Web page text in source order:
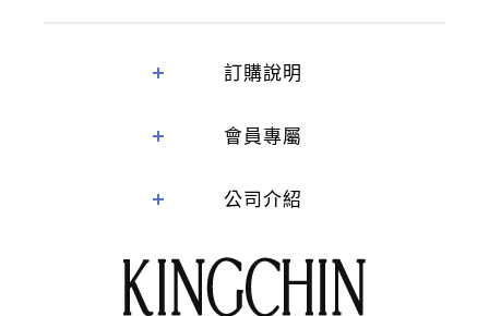
訂購說明
會員專屬
公司介紹